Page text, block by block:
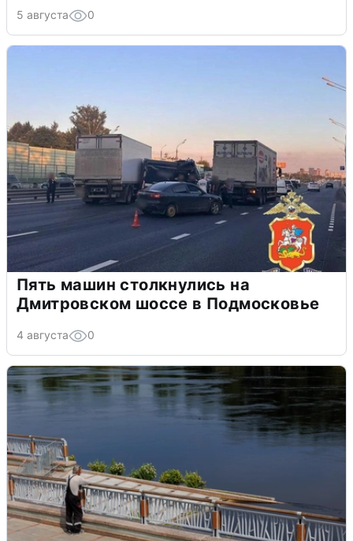
5 августа 0
Пять машин столкнулись на
Дмитровском шоссе в Подмосковье
4 августа 0